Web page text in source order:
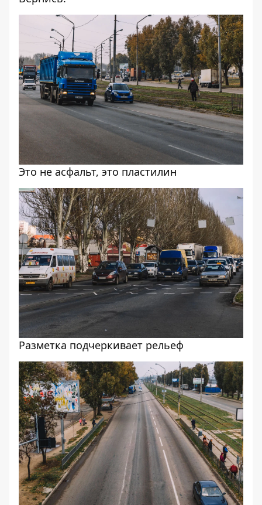
Это не асфальт, это пластилин
Разметка подчеркивает рельеф